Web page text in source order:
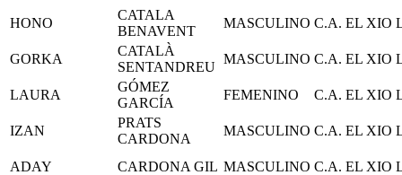
HONO
CATALA
BENAVENT
MASCULINO C.A. EL XIO
GORKA
CATALÀ
SENTANDREU
MASCULINO C.A. EL XIO
LAURA
GÓMEZ
GARCÍA
FEMENINO C.A. EL XIO
IZAN
PRATS
CARDONA
MASCULINO C.A. EL XIO
ADAY CARDONA GIL MASCULINO C.A. EL XIO